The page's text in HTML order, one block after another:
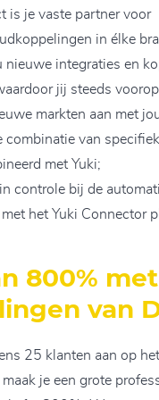
is je vaste partner voor
in élke
nieuwe integraties en
jij steeds
markten aan met
combinatie van
met Yuki;
controle bij de
het Yuki Connector
800%
van
25 klanten aan op
je een grote